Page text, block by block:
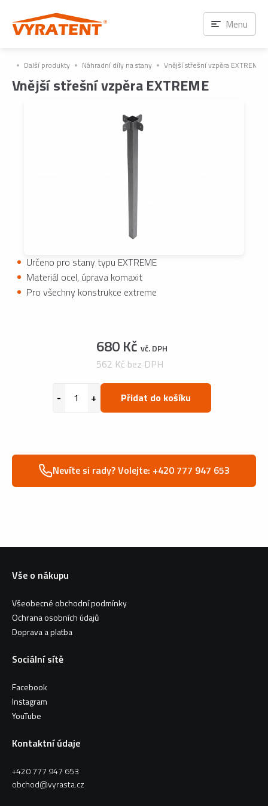
Další produkty Náhradní díly na stany Vnější střešní vzpěra EXTREME
Vnější střešní vzpěra EXTREME
Určeno pro stany typu EXTREME
Materiál ocel, úprava komaxit
Pro všechny konstrukce extreme
680 Kč vč. DPH
562 Kč bez DPH
Přidat do košíku
Nevíte si rady? Volejte: +420 777 947 653
Vše o nákupu
Všeobecné obchodní podmínky
Ochrana osobních údajů
Doprava a platba
Sociální sítě
Facebook
Instagram
YouTube
Kontaktní údaje
+420 777 947 653
obchod@vyrasta.cz
Menu